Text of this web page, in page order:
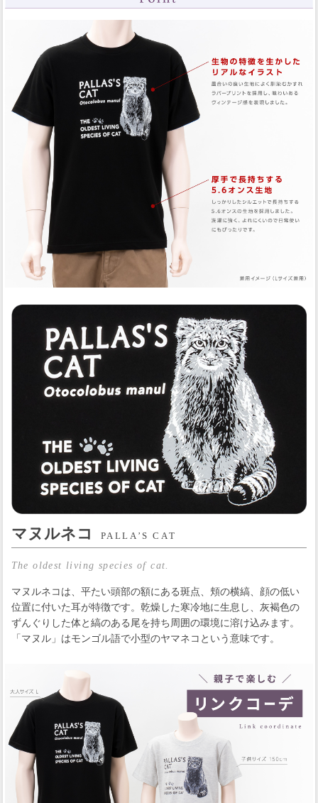
マヌルネコ PALLA’S CAT
The oldest living species of cat.
マヌルネコは、平たい頭部の額にある斑点、頬の横縞、顔の低い
位置に付いた耳が特徴です。乾燥した寒冷地に生息し、灰褐色の
ずんぐりした体と縞のある尾を持ち周囲の環境に溶け込みます。
「マヌル」はモンゴル語で小型のヤマネコという意味です。